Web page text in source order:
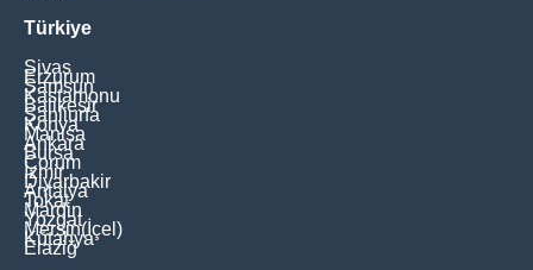
Türkiye
Sivas
Erzurum
Samsun
Kastamonu
Balikesir
Şanliurfa
Konya
Manisa
Ankara
Bursa
Çorum
İzmir
Diyarbakir
Antalya
Tokat
Mardin
Yozgat
Mersin(İçel)
Kütahya
Elaziğ